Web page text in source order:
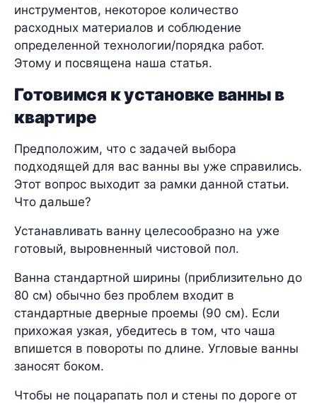
инструментов, некоторое количество
расходных материалов и соблюдение
определенной технологии/порядка работ.
Этому и посвящена наша статья.
Готовимся к установке ванны в
квартире
Предположим, что с задачей выбора
подходящей для вас ванны вы уже справились.
Этот вопрос выходит за рамки данной статьи.
Что дальше?
Устанавливать ванну целесообразно на уже
готовый, выровненный чистовой пол.
Ванна стандартной ширины (приблизительно до
80 см) обычно без проблем входит в
стандартные дверные проемы (90 см). Если
прихожая узкая, убедитесь в том, что чаша
впишется в повороты по длине. Угловые ванны
заносят боком.
Чтобы не поцарапать пол и стены по дороге от